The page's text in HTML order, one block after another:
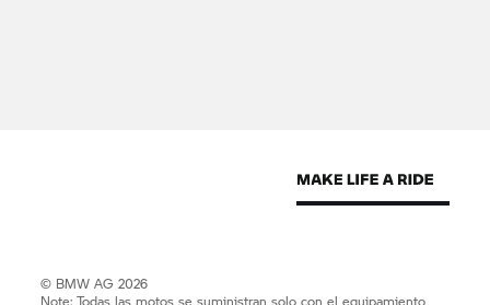
© BMW AG 2026
Note: Todas las motos se suministran solo con el equipamiento